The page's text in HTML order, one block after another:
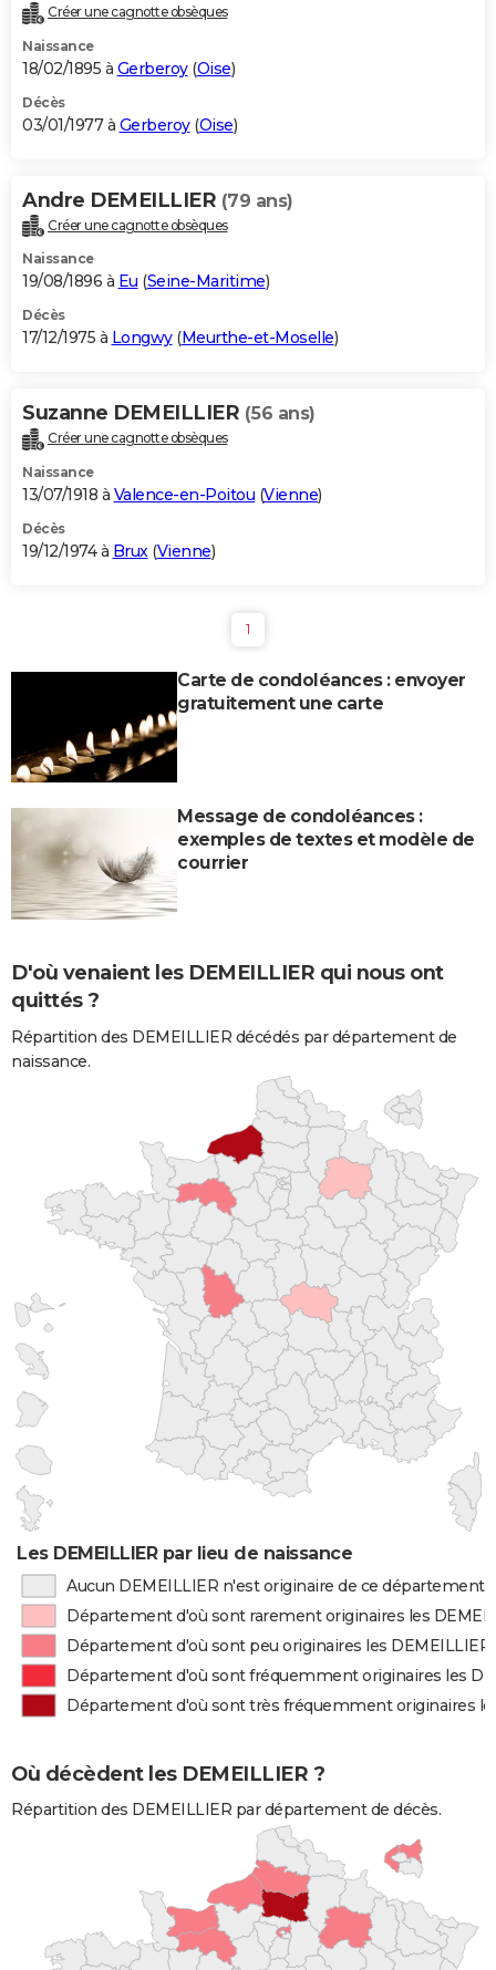
Créer une cagnotte obsèques
Naissance
18/02/1895 à Gerberoy(Oise)
Décès
03/01/1977 à Gerberoy(Oise)
Andre DEMEILLIER (79 ans)
Créer une cagnotte obsèques
Naissance
19/08/1896 à Eu (Seine-Maritime)
Décès
17/12/1975 à Longwy(Meurthe-et-Moselle)
Suzanne DEMEILLIER (56 ans)
Créer une cagnotte obsèques
Naissance
13/07/1918 à Valence-en-Poitou (Vienne)
Décès
19/12/1974 à Brux(Vienne)
1
Carte de condoléances : envoyer
gratuitement une carte
Message de condoléances :
exemples de textes et modèle de
courrier
D'où venaient les DEMEILLIER qui nous ont
quittés ?
Répartition des DEMEILLIER décédés par département de
naissance.
Les DEMEILLIER par lieu de naissance
Aucun DEMEILLIER n'est originaire de ce département
Département d'où sont rarement originaires les
Département d'où sont peu originaires les DEMEILLIER
Département d'où sont fréquemment originaires les
Département d'où sont très fréquemment originaires
Où décèdent les DEMEILLIER ?
Répartition des DEMEILLIER par département de décès.